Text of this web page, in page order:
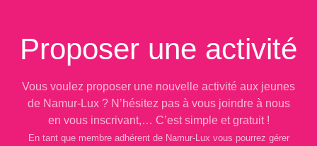
Proposer une activité
Vous voulez proposer une nouvelle activité aux jeunes
de Namur-Lux ? N’hésitez pas à vous joindre à nous
en vous inscrivant,… C’est simple et gratuit !
En tant que membre adhérent de Namur-Lux vous pourrez gérer